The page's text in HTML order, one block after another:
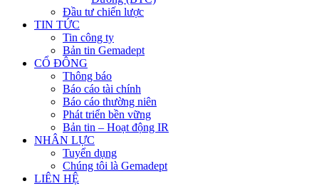
Đầu tư chiến lược
TIN TỨC
Tin công ty
Bản tin Gemadept
CỔ ĐÔNG
Thông báo
Báo cáo tài chính
Báo cáo thường niên
Phát triển bền vững
Bản tin – Hoạt động IR
NHÂN LỰC
Tuyển dụng
Chúng tôi là Gemadept
LIÊN HỆ